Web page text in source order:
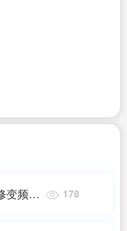
变频器
178